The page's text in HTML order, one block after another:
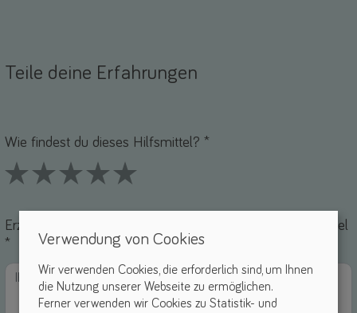
Teile deine Erfahrungen
Wie findest du dieses Hilfsmittel? *
Erzähle uns von deinen Erfahrungen mit diesem Hilfsmittel
*
Verwendung von Cookies
Wir verwenden Cookies, die erforderlich sind, um Ihnen
die Nutzung unserer Webseite zu ermöglichen.
Ferner verwenden wir Cookies zu Statistik- und